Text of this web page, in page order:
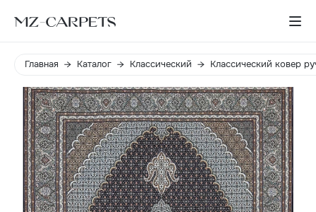
Главная Каталог Классический Классический ковер